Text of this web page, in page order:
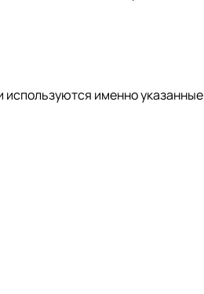
используются именно указанные